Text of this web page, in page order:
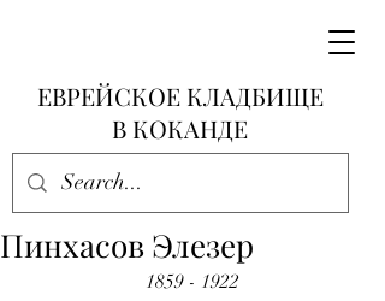
ЕВРЕЙСКОЕ КЛАДБИЩЕ
В КОКАНДЕ
Пинхасов Элезер
1859 - 1922